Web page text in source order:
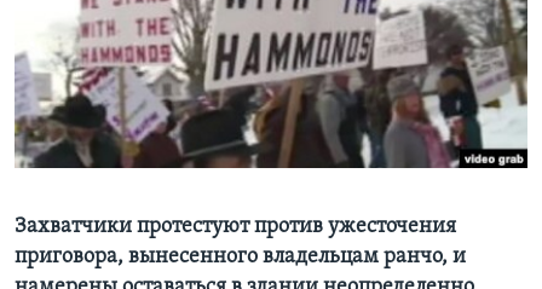
Learning English
СОЦИАЛЬНЫЕ СЕТИ
Языки
Захватчики протестуют против ужесточения
приговора, вынесенного владельцам ранчо, и